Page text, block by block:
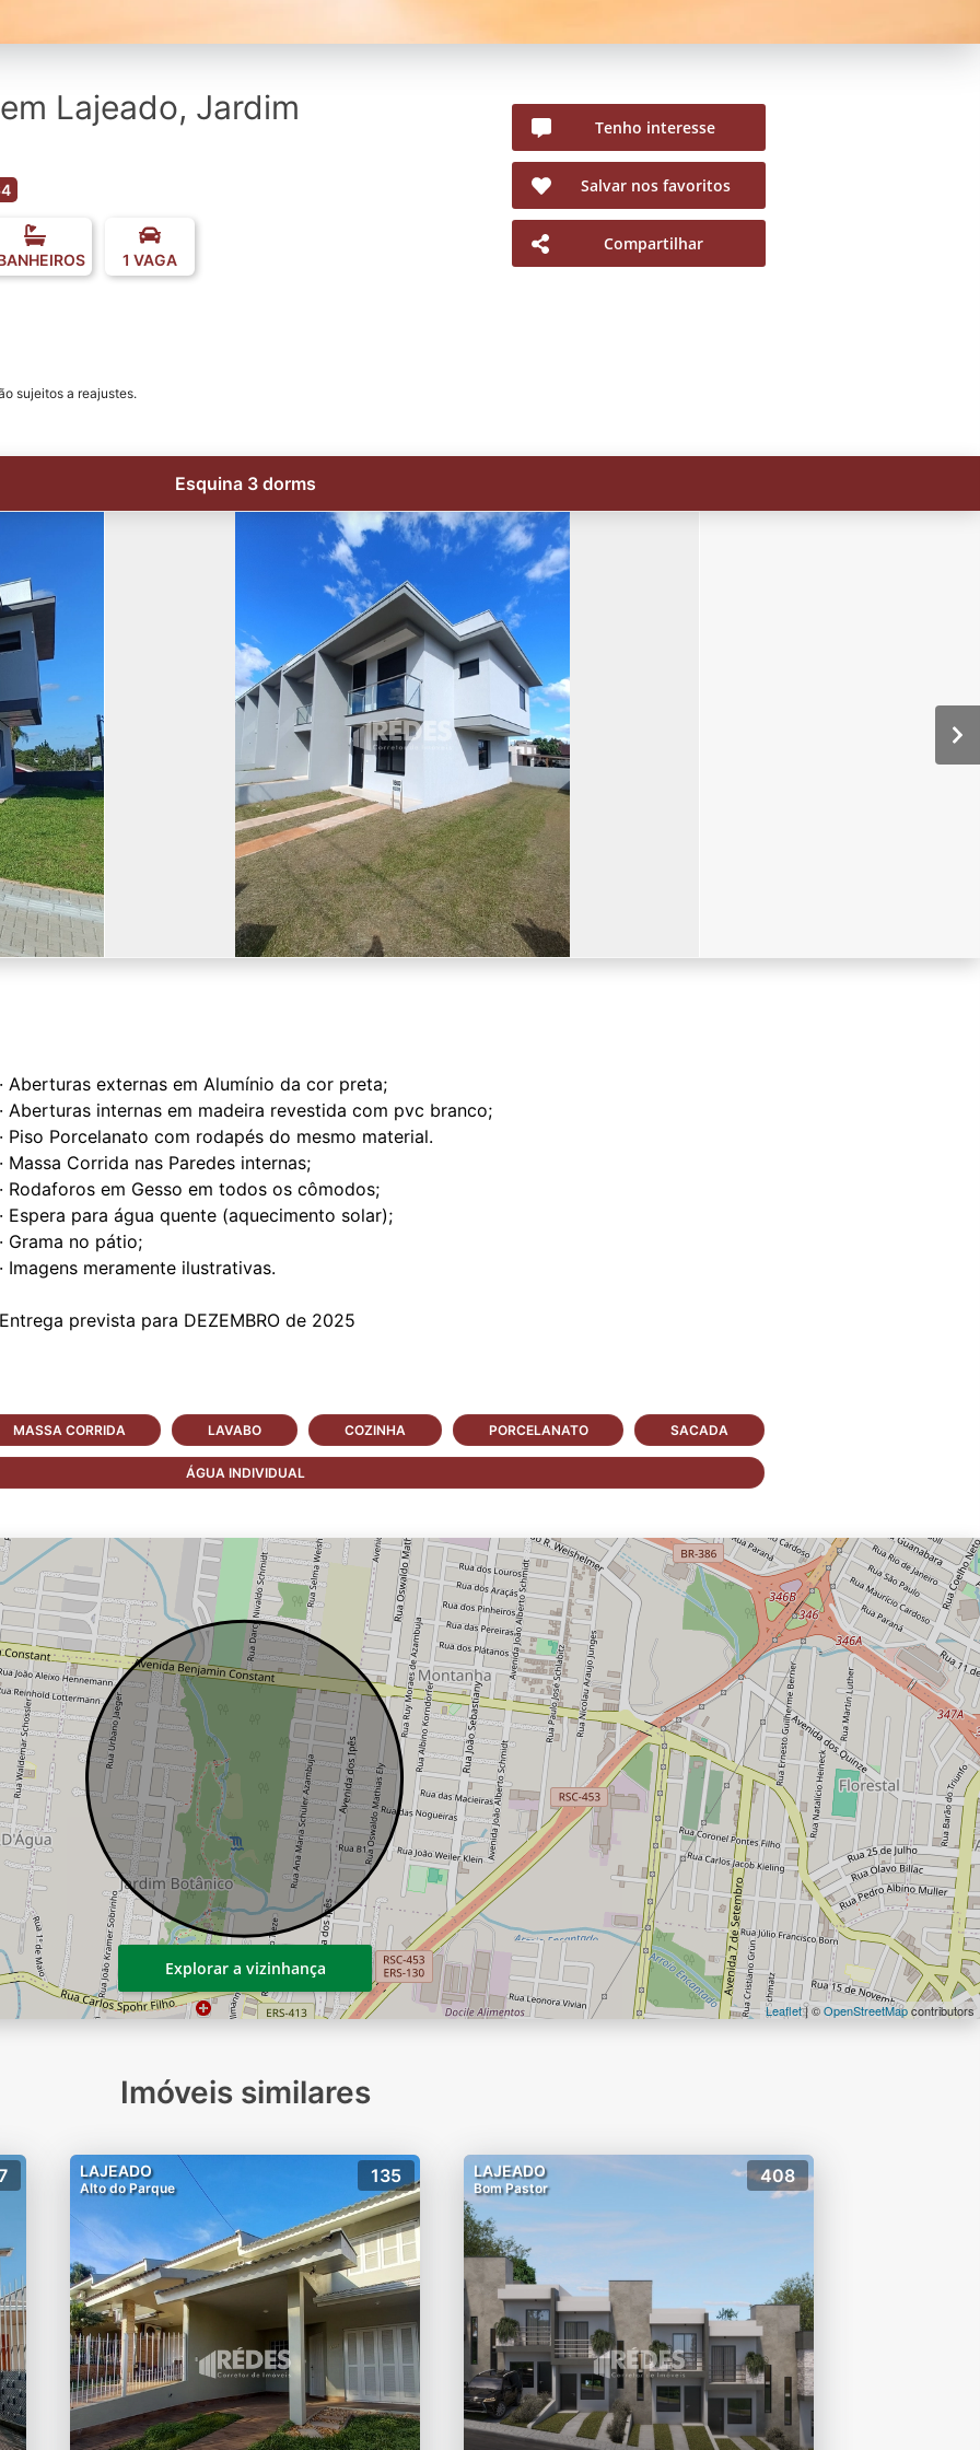
Lajeado, Jardim
1 VAGA
sujeitos a reajustes.
Tenho interesse
Salvar nos favoritos
Compartilhar
Esquina 3 dorms
Aberturas externas em Alumínio da cor preta;
Aberturas internas em madeira revestida com pvc branco;
Piso Porcelanato com rodapés do mesmo material.
Massa Corrida nas Paredes internas;
Rodaforos em Gesso em todos os cômodos;
Espera para água quente (aquecimento solar);
Grama no pátio;
Imagens meramente ilustrativas.
MASSA CORRIDA LAVABO COZINHA PORCELANATO SACADA
ÁGUA INDIVIDUAL
Leaflet| ©OpenStreetMapcontributors
Explorar a vizinhança
Imóveis similares
LAJEADO
Alto do Parque
135 LAJEADO
Bom Pastor
408